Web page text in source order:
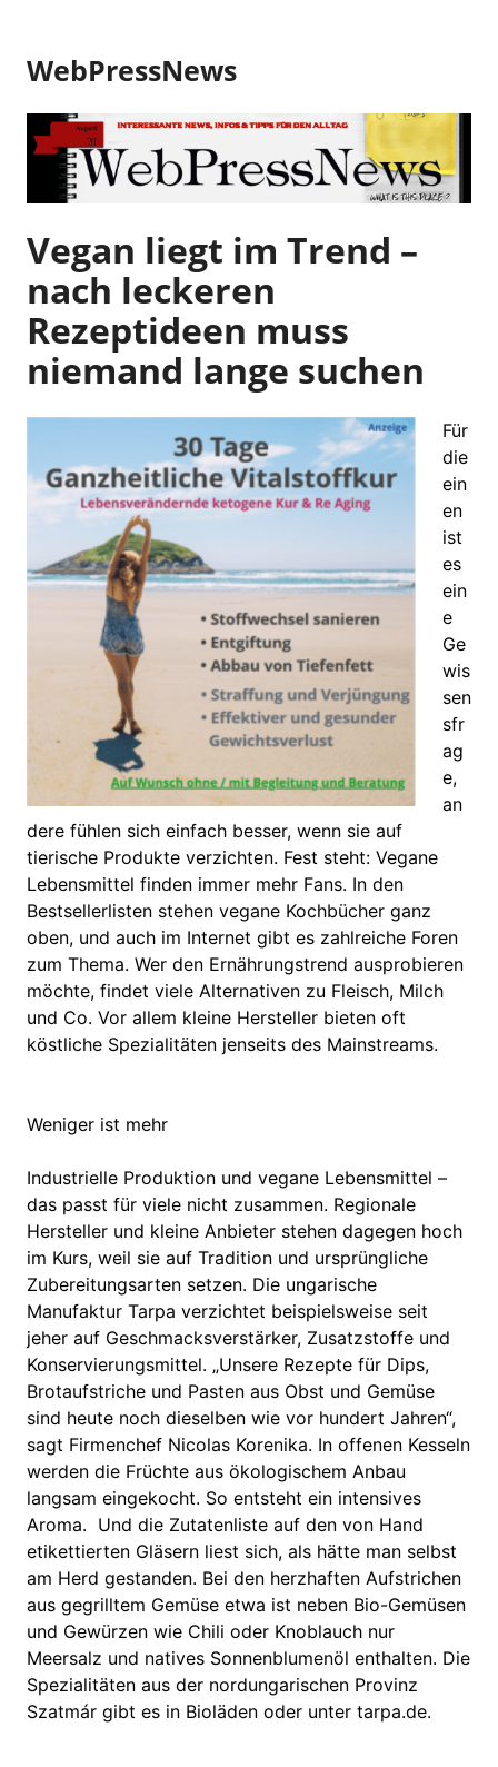
m
n
h
l
s
p
r
n
g
e
WebPressNews
Vegan liegt im Trend –
nach leckeren
Rezeptideen muss
niemand lange suchen
Für
die
ein
en
ist
es
ein
e
Ge
wis
sen
sfr
ag
e,
an
dere fühlen sich einfach besser, wenn sie auf
tierische Produkte verzichten. Fest steht: Vegane
Lebensmittel finden immer mehr Fans. In den
Bestsellerlisten stehen vegane Kochbücher ganz
oben, und auch im Internet gibt es zahlreiche Foren
zum Thema. Wer den Ernährungstrend ausprobieren
möchte, findet viele Alternativen zu Fleisch, Milch
und Co. Vor allem kleine Hersteller bieten oft
köstliche Spezialitäten jenseits des Mainstreams.
Weniger ist mehr
Industrielle Produktion und vegane Lebensmittel –
das passt für viele nicht zusammen. Regionale
Hersteller und kleine Anbieter stehen dagegen hoch
im Kurs, weil sie auf Tradition und ursprüngliche
Zubereitungsarten setzen. Die ungarische
Manufaktur Tarpa verzichtet beispielsweise seit
jeher auf Geschmacksverstärker, Zusatzstoffe und
Konservierungsmittel. „Unsere Rezepte für Dips,
Brotaufstriche und Pasten aus Obst und Gemüse
sind heute noch dieselben wie vor hundert Jahren“,
sagt Firmenchef Nicolas Korenika. In offenen Kesseln
werden die Früchte aus ökologischem Anbau
langsam eingekocht. So entsteht ein intensives
Aroma. Und die Zutatenliste auf den von Hand
etikettierten Gläsern liest sich, als hätte man selbst
am Herd gestanden. Bei den herzhaften Aufstrichen
aus gegrilltem Gemüse etwa ist neben Bio-Gemüsen
und Gewürzen wie Chili oder Knoblauch nur
Meersalz und natives Sonnenblumenöl enthalten. Die
Spezialitäten aus der nordungarischen Provinz
Szatmár gibt es in Bioläden oder unter tarpa.de.